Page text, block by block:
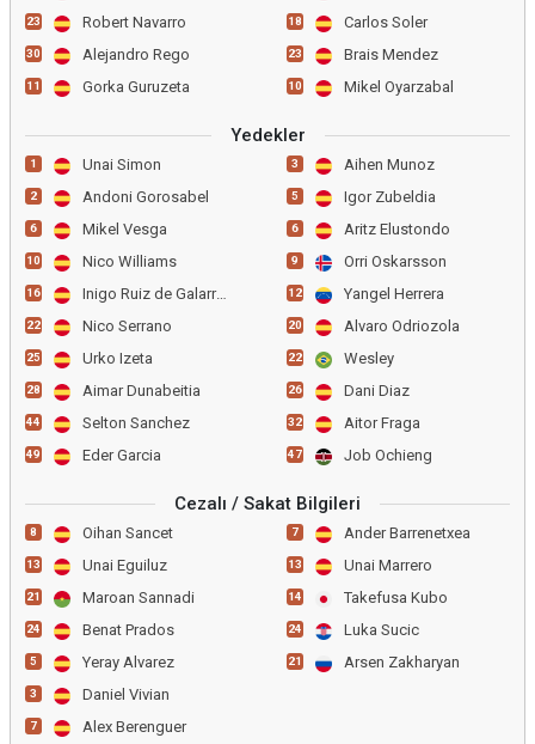
23 Robert Navarro
30 Alejandro Rego
11 Gorka Guruzeta
18 Carlos Soler
23 Brais Mendez
10 Mikel Oyarzabal
Yedekler
1 Unai Simon
2 Andoni Gorosabel
6 Mikel Vesga
10 Nico Williams
16 Inigo Ruiz de Galarreta
22 Nico Serrano
25 Urko Izeta
28 Aimar Dunabeitia
44 Selton Sanchez
49 Eder Garcia
3 Aihen Munoz
5 Igor Zubeldia
6 Aritz Elustondo
9 Orri Oskarsson
12 Yangel Herrera
20 Alvaro Odriozola
22 Wesley
26 Dani Diaz
32 Aitor Fraga
47 Job Ochieng
Cezalı / Sakat Bilgileri
8 Oihan Sancet
13 Unai Eguiluz
21 Maroan Sannadi
24 Benat Prados
5 Yeray Alvarez
3 Daniel Vivian
7 Alex Berenguer
7 Ander Barrenetxea
13 Unai Marrero
14 Takefusa Kubo
24 Luka Sucic
21 Arsen Zakharyan